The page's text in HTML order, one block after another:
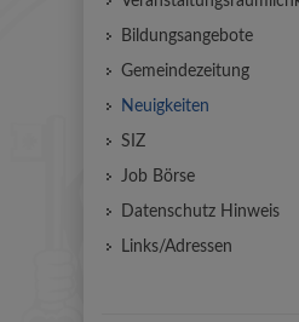
Bildungsangebote
Gemeindezeitung
Neuigkeiten
SIZ
Job Börse
Datenschutz Hinweis
Links/Adressen